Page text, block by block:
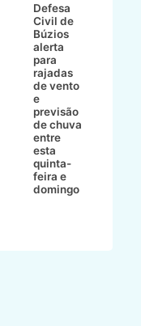
Defesa
Civil de
Búzios
alerta
para
rajadas
de vento
e
previsão
de chuva
entre
esta
quinta-
feira e
domingo